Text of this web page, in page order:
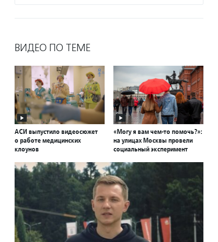
ВИДЕО ПО ТЕМЕ
АСИ выпустило видеосюжет
о работе медицинских
клоунов
«Могу я вам чем-то помочь?»:
на улицах Москвы провели
социальный эксперимент